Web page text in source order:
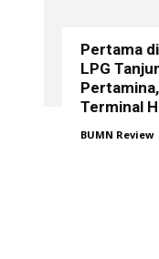
Pertama
LPG
Terminal
BUMN Review